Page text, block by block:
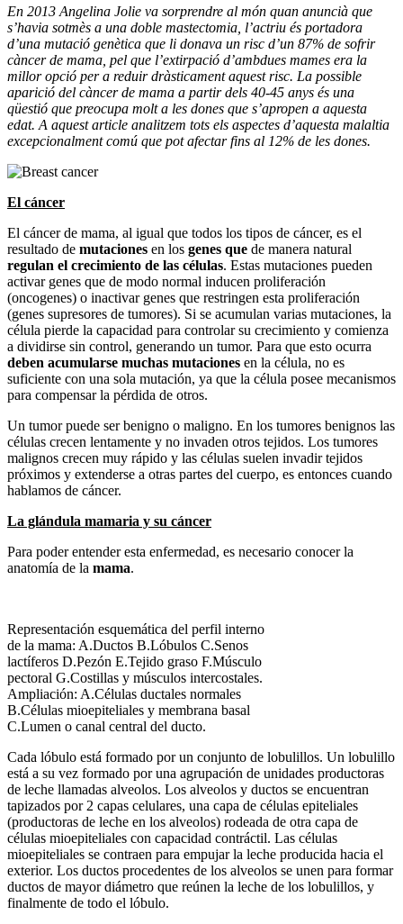
En 2013 Angelina Jolie va sorprendre al món quan anuncià que
s’havia sotmès a una doble mastectomia, l’actriu és portadora
d’una mutació genètica que li donava un risc d’un 87% de sofrir
càncer de mama, pel que l’extirpació d’ambdues mames era la
millor opció per a reduir dràsticament aquest risc. La possible
aparició del càncer de mama a partir dels 40-45 anys és una
qüestió que preocupa molt a les dones que s’apropen a aquesta
edat. A aquest article analitzem tots els aspectes d’aquesta malaltia
excepcionalment comú que pot afectar fins al 12% de les dones.
El cáncer
El cáncer de mama, al igual que todos los tipos de cáncer, es el
resultado de mutaciones en los genes que de manera natural
regulan el crecimiento de las células. Estas mutaciones pueden
activar genes que de modo normal inducen proliferación
(oncogenes) o inactivar genes que restringen esta proliferación
(genes supresores de tumores). Si se acumulan varias mutaciones, la
célula pierde la capacidad para controlar su crecimiento y comienza
a dividirse sin control, generando un tumor. Para que esto ocurra
deben acumularse muchas mutaciones en la célula, no es
suficiente con una sola mutación, ya que la célula posee mecanismos
para compensar la pérdida de otros.
Un tumor puede ser benigno o maligno. En los tumores benignos las
células crecen lentamente y no invaden otros tejidos. Los tumores
malignos crecen muy rápido y las células suelen invadir tejidos
próximos y extenderse a otras partes del cuerpo, es entonces cuando
hablamos de cáncer.
La glándula mamaria y su cáncer
Para poder entender esta enfermedad, es necesario conocer la
anatomía de la mama.
Representación esquemática del perfil interno
de la mama: A.Ductos B.Lóbulos C.Senos
lactíferos D.Pezón E.Tejido graso F.Músculo
pectoral G.Costillas y músculos intercostales.
Ampliación: A.Células ductales normales
B.Células mioepiteliales y membrana basal
C.Lumen o canal central del ducto.
Cada lóbulo está formado por un conjunto de lobulillos. Un lobulillo
está a su vez formado por una agrupación de unidades productoras
de leche llamadas alveolos. Los alveolos y ductos se encuentran
tapizados por 2 capas celulares, una capa de células epiteliales
(productoras de leche en los alveolos) rodeada de otra capa de
células mioepiteliales con capacidad contráctil. Las células
mioepiteliales se contraen para empujar la leche producida hacia el
exterior. Los ductos procedentes de los alveolos se unen para formar
ductos de mayor diámetro que reúnen la leche de los lobulillos, y
finalmente de todo el lóbulo.